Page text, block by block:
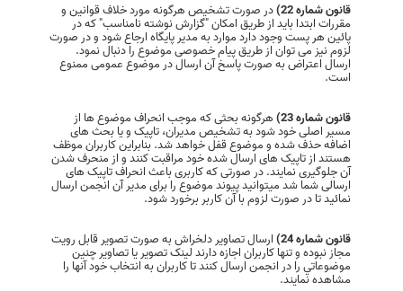
قانون شماره 22) در صورت تشخیص هرگونه مورد خلاف قوانین و
مقررات ابتدا باید از طریق امکان "گزارش نوشته نامناسب" که در
پائین هر پست وجود دارد موارد به مدیر پایگاه ارجاع شود و در صورت
لزوم نیز می توان از طریق پیام خصوصی موضوع را دنبال نمود.
ارسال اعتراض به صورت پاسخ آن ارسال در موضوع عمومی ممنوع
است.
قانون شماره 23) هرگونه بحثی‌ که موجب انحراف موضوع ها از
مسیر اصلی‌ خود شود به تشخیص مدیران، تاپیک و یا بحث های
اضافه حذف شده و موضوع قفل خواهد شد. بنابراین کاربران موظف
هستند از تاپیک های ارسال شده خود مراقبت کنند و از منحرف شدن
آن جلوگیری نمایند. در صورتی‌ که کاربری باعث انحراف تاپیک های
ارسالی‌ شما شد میتوانید پیوند موضوع را برای مدیر آن انجمن ارسال
نمائید تا در صورت لزوم با آن کاربر برخورد شود.
قانون شماره 24) ارسال تصاوير دلخراش به صورت تصوير قابل رويت
مجاز نبوده و تنها کاربران اجازه دارند لينک تصوير يا تصاوير چنين
موضوعاتي را در انجمن ارسال کنند تا کاربران به انتخاب خود آنها را
مشاهده نمايند.